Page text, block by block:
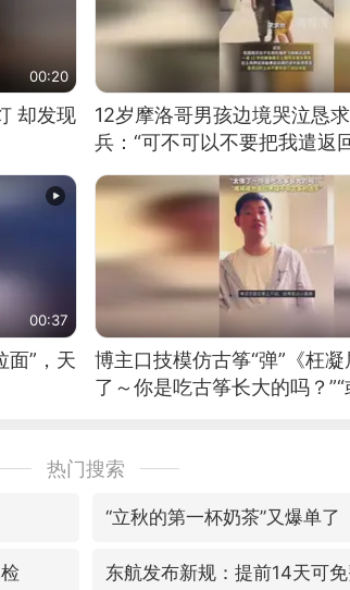
00:20
却发现
12岁摩洛哥男孩边境哭泣恳
兵：“可不可以不要把我遣返
00:37
面”，天
博主口技模仿古筝“弹”《枉凝
了～你是吃古筝长大的吗？”“
热门搜索
“立秋的第一杯奶茶”又爆单了
东航发布新规：提前14天可